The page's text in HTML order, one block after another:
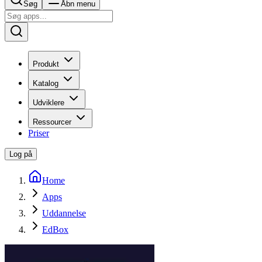
Søg Åbn menu
Produkt
Katalog
Udviklere
Ressourcer
Priser
Log på
Home
Apps
Uddannelse
EdBox